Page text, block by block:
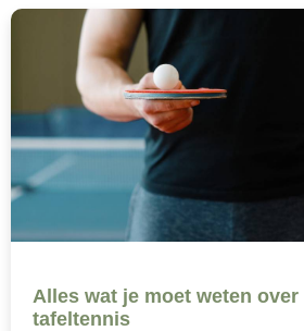
Alles wat je moet weten
tafeltennis